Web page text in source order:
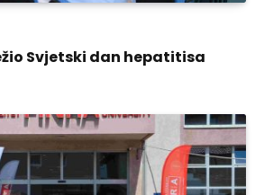
Svjetski dan hepatitisa